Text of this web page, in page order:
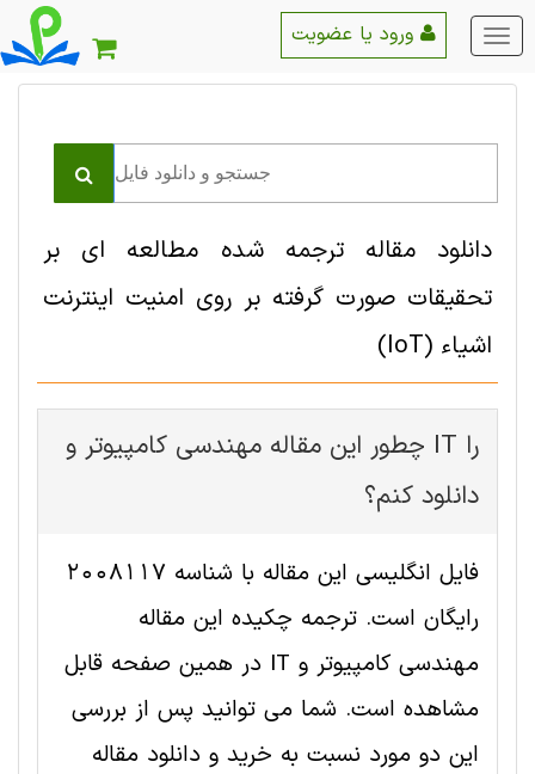
منو
اصلی
دانلود مقاله ترجمه شده مطالعه ای بر
تحقیقات صورت گرفته بر روی امنیت اینترنت
اشیاء (IoT)
چطور این مقاله مهندسی کامپیوتر و IT را
دانلود کنم؟
فایل انگلیسی این مقاله با شناسه 2008117
رایگان است. ترجمه چکیده این مقاله
مهندسی کامپیوتر و IT در همین صفحه قابل
مشاهده است. شما می توانید پس از بررسی
این دو مورد نسبت به خرید و دانلود مقاله